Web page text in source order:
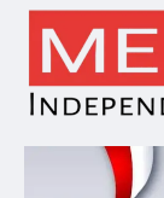
Skip
content